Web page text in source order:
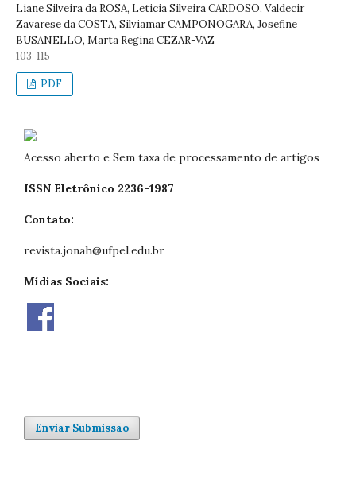
Liane Silveira da ROSA, Leticia Silveira CARDOSO, Valdecir
Zavarese da COSTA, Silviamar CAMPONOGARA, Josefine
BUSANELLO, Marta Regina CEZAR-VAZ
103-115
PDF
Acesso aberto e Sem taxa de processamento de artigos
ISSN Eletrônico 2236-1987
Contato:
revista.jonah@ufpel.edu.br
Mídias Sociais:
Enviar Submissão